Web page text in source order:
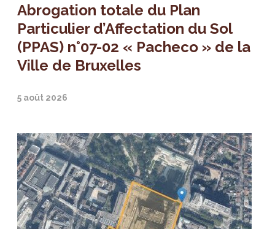
Abrogation totale du Plan
Particulier d’Affectation du Sol
(PPAS) n°07-02 « Pacheco » de la
Ville de Bruxelles
5 août 2026